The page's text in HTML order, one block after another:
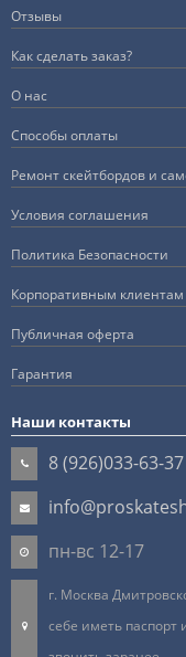
Отзывы
Как сделать заказ?
О нас
Способы оплаты
Ремонт скейтбордов и
Условия соглашения
Политика Безопасности
Корпоративным клиентам
Публичная оферта
Гарантия
Наши контакты
8 (926)033-63-37
пн-вс 12-17
г. Москва
себе иметь паспорт